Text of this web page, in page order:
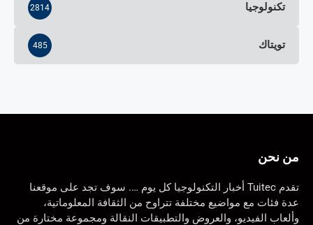
تكنولوجيا 2814
تويتاك 485
من نحن
تقدم Tuitec أخبار التكنولوجيا كل يوم …. سوف تجد على موقعنا
عدة فئات مع مواضيع مختلفة تتراوح من الثقافة المعلوماتية،
وألعاب الفيديو، والعروض والتطبيقات النقالة ومجموعة مختارة من